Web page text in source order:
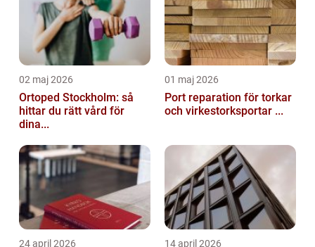
02 maj 2026
Ortoped Stockholm: så
hittar du rätt vård för
dina...
01 maj 2026
Port reparation för torkar
och virkestorksportar ...
24 april 2026 14 april 2026